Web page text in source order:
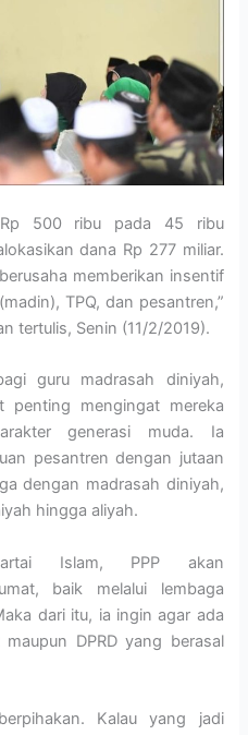
500 ribu pada 45 ribu
dana Rp 277 miliar.
memberikan insentif
TPQ, dan pesantren,”
tertulis, Senin (11/2/2019).
guru madrasah diniyah,
penting mengingat mereka
generasi muda. Ia
pesantren dengan jutaan
dengan madrasah diniyah,
hingga aliyah.
Islam, PPP akan
baik melalui lembaga
dari itu, ia ingin agar ada
DPRD yang berasal
Kalau yang jadi